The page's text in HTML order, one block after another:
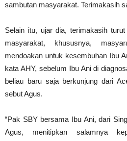
sambutan masyarakat. Terimakasih
Selain itu, ujar dia, terimakasih
masyarakat, khususnya,
mendoakan untuk kesembuhan Ibu
kata AHY, sebelum Ibu Ani di
beliau baru saja berkunjung dari
sebut Agus.
“Pak SBY bersama Ibu Ani, dari
Agus, menitipkan salamnya